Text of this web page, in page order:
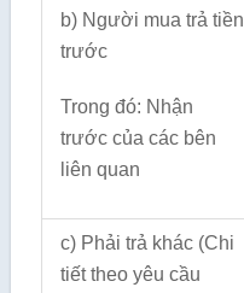
b) Người mua trả tiền
trước
Trong đó: Nhận
trước của các bên
liên quan
c) Phải trả khác (Chi
tiết theo yêu cầu